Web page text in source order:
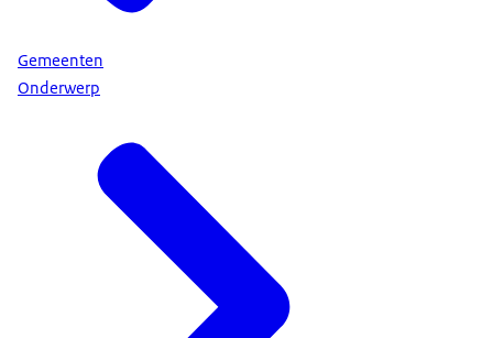
Gemeenten
Onderwerp